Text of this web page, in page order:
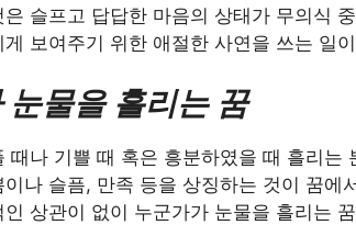
은 슬프고 답답한 마음의 상태가 무의식
게 보여주기 위한 애절한 사연을 쓰는 일
눈물을 흘리는 꿈
때나 기쁠 때 혹은 흥분하였을 때 흘리는
이나 슬픔, 만족 등을 상징하는 것이 꿈에
인 상관이 없이 누군가가 눈물을 흘리는